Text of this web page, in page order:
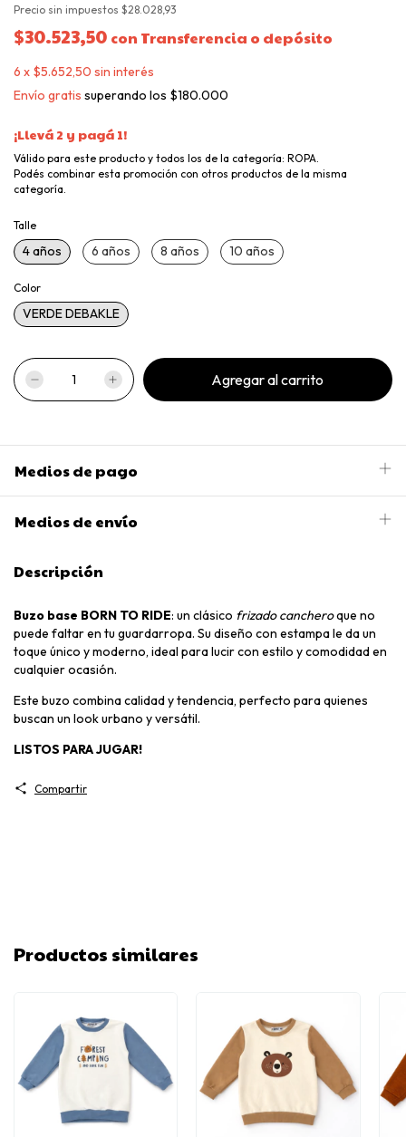
Precio sin impuestos $28.028,93
$30.523,50 con Transferencia o depósito
6 x $5.652,50 sin interés
Envío gratis superando los $180.000
¡Llevá 2 y pagá 1!
Válido para este producto y todos los de la categoría: ROPA.
Podés combinar esta promoción con otros productos de la misma
categoría.
Talle
4 años 6 años 8 años 10 años
Color
VERDE DEBAKLE
Medios de pago
Medios de envío
Descripción
Buzo base BORN TO RIDE: un clásico frizado cancheroque no
puede faltar en tu guardarropa. Su diseño con estampa le da un
toque único y moderno, ideal para lucir con estilo y comodidad en
cualquier ocasión.
Este buzo combina calidad y tendencia, perfecto para quienes
buscan un look urbano y versátil.
LISTOS PARA JUGAR!
Compartir
Productos similares